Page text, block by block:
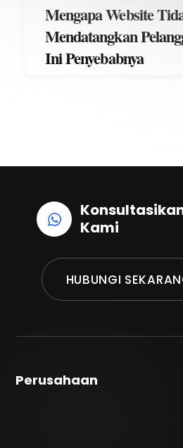
Mengapa Website
Mendatangkan
Ini Penyebabnya
Kami
HUBUNGI
Perusahaan